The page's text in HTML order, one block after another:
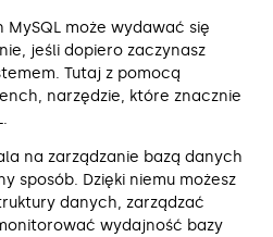
może wydawać się
jeśli dopiero zaczynasz
Tutaj z pomocą
narzędzie, które znacznie
na zarządzanie bazą danych
sposób. Dzięki niemu możesz
danych, zarządzać
wydajność bazy